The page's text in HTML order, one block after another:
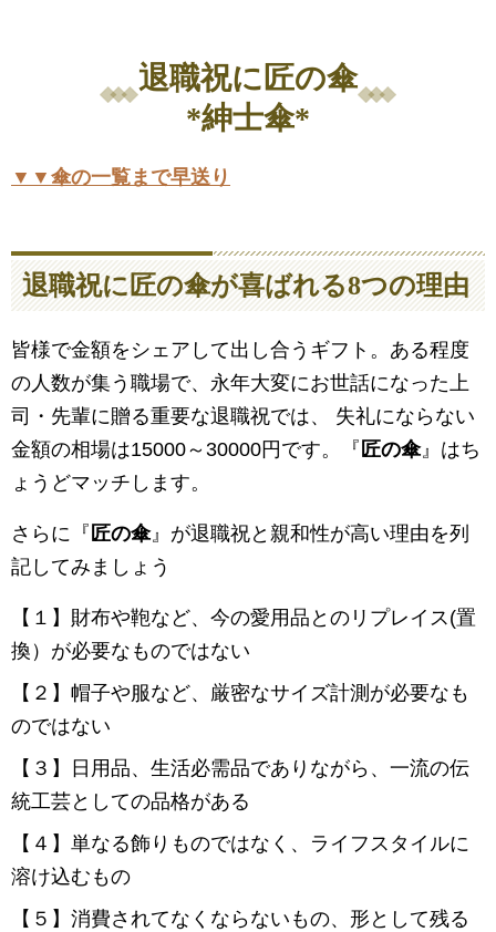
退職祝に匠の傘
*紳士傘*
▼▼傘の一覧まで早送り
退職祝に匠の傘が喜ばれる8つの理由
皆様で金額をシェアして出し合うギフト。ある程度
の人数が集う職場で、永年大変にお世話になった上
司・先輩に贈る重要な退職祝では、 失礼にならない
金額の相場は15000～30000円です。『 匠の傘』はち
ょうどマッチします。
さらに『 匠の傘』が退職祝と親和性が高い理由を列
記してみましょう
【１】財布や鞄など、今の愛用品とのリプレイス(置
換）が必要なものではない
【２】帽子や服など、厳密なサイズ計測が必要なも
のではない
【３】日用品、生活必需品でありながら、一流の伝
統工芸としての品格がある
【４】単なる飾りものではなく、ライフスタイルに
溶け込むもの
【５】消費されてなくならないもの、形として残る